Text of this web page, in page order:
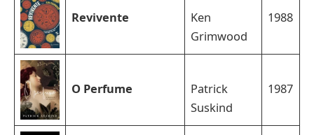
Revivente
Ken
Grimwood
1988
O Perfume
Patrick
Suskind
1987